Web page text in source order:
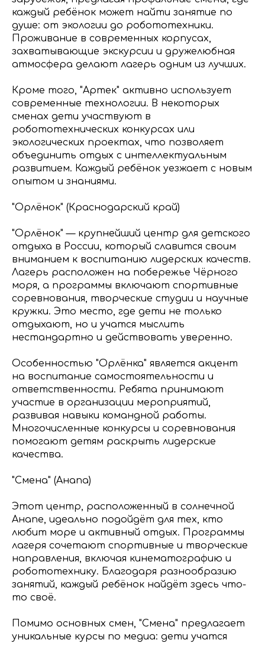
каждый ребёнок может найти занятие по
душе: от экологии до робототехники.
Проживание в современных корпусах,
захватывающие экскурсии и дружелюбная
атмосфера делают лагерь одним из лучших.
Кроме того, "Артек" активно использует
современные технологии. В некоторых
сменах дети участвуют в
робототехнических конкурсах или
экологических проектах, что позволяет
объединить отдых с интеллектуальным
развитием. Каждый ребёнок уезжает с новым
опытом и знаниями.
"Орлёнок" (Краснодарский край)
"Орлёнок" — крупнейший центр для детского
отдыха в России, который славится своим
вниманием к воспитанию лидерских качеств.
Лагерь расположен на побережье Чёрного
моря, а программы включают спортивные
соревнования, творческие студии и научные
кружки. Это место, где дети не только
отдыхают, но и учатся мыслить
нестандартно и действовать уверенно.
Особенностью "Орлёнка" является акцент
на воспитание самостоятельности и
ответственности. Ребята принимают
участие в организации мероприятий,
развивая навыки командной работы.
Многочисленные конкурсы и соревнования
помогают детям раскрыть лидерские
качества.
"Смена" (Анапа)
Этот центр, расположенный в солнечной
Анапе, идеально подойдёт для тех, кто
любит море и активный отдых. Программы
лагеря сочетают спортивные и творческие
направления, включая кинематографию и
робототехнику. Благодаря разнообразию
занятий, каждый ребёнок найдёт здесь что-
то своё.
Помимо основных смен, "Смена" предлагает
уникальные курсы по медиа: дети учатся